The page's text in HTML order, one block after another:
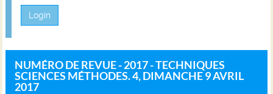
Login
NUMÉRO DE REVUE - 2017 - TECHNIQUES
SCIENCES MÉTHODES. 4, DIMANCHE 9 AVRIL
2017